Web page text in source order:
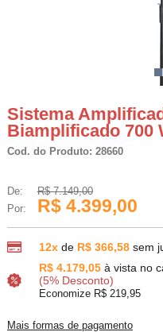
Sistema
Biamplificado 700
Cod. do Produto: 28660
De:
R$ 7.149,00
Por:
R$ 4.399,00
12xde R$ 366,58 sem
R$ 4.179,05 à vista no
(5% Desconto)
Economize R$ 219,95
Mais formas de pagamento